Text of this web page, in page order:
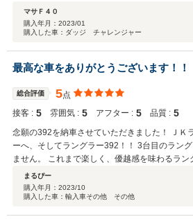
晴らしかった。特に挨拶には感動するほどの驚
ッドアイジェイルブレイクを迷わず即決。 車が
出会いとなりました。 今後ともよろしくお願い
マサＦ４０
購入年月： 2023/01
購入した車：ダッジ チャレンジャー
最高な車をありがとうございます！！
総合評価 5点
接客 : 5 雰囲気 : 5 アフター : 5 品質 : 5
念願の392を納車させていただきました！ ＪＫ
ーへ、そしてラングラー392！！ 3台目のラン
ません。 これまで楽しく、優越感を味わるラ
す。 家族の反対もありましたが、営業担当さん
たので感謝しております。 これからもラングラ
きます。 ありがとうございます！！
まるぴー
購入年月： 2023/10
購入した車：輸入車その他 その他